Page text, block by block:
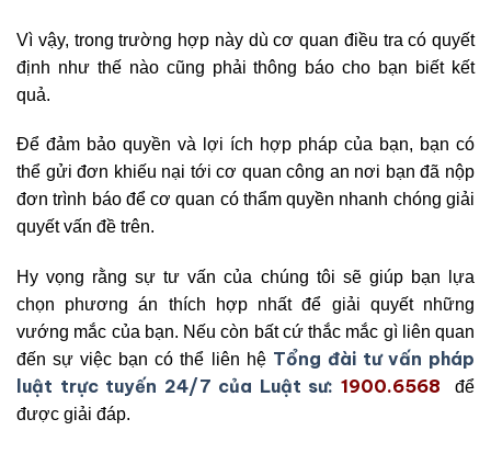
Vì vậy, trong trường hợp này dù cơ quan điều tra có quyết
định như thế nào cũng phải thông báo cho bạn biết kết
quả.
Để đảm bảo quyền và lợi ích hợp pháp của bạn, bạn có
thể gửi đơn khiếu nại tới cơ quan công an nơi bạn đã nộp
đơn trình báo để cơ quan có thẩm quyền nhanh chóng giải
quyết vấn đề trên.
Hy vọng rằng sự tư vấn của chúng tôi sẽ giúp bạn lựa
chọn phương án thích hợp nhất để giải quyết những
vướng mắc của bạn. Nếu còn bất cứ thắc mắc gì liên quan
đến sự việc bạn có thể liên hệ Tổng đài tư vấn pháp
luật trực tuyến 24/7 của Luật sư: 1900.6568
để
được giải đáp.